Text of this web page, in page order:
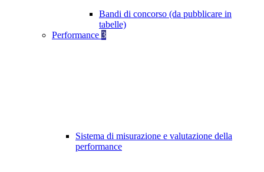
Bandi di concorso (da pubblicare in
tabelle)
Performance 3
Sistema di misurazione e valutazione della
performance